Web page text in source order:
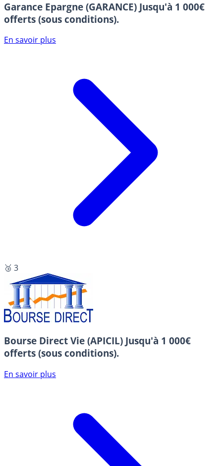
Garance Epargne (GARANCE) Jusqu'à 1 000€
offerts (sous conditions).
En savoir plus
🥉 3
Bourse Direct Vie (APICIL) Jusqu'à 1 000€
offerts (sous conditions).
En savoir plus